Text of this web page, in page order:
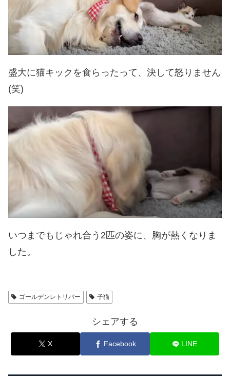
盛大に猫キックを食らったって、決して怒りません
(笑)
いつまでもじゃれ合う2匹の姿に、胸が熱くなりま
した。
ゴールデンレトリバー 子猫
シェアする
X Facebook LINE